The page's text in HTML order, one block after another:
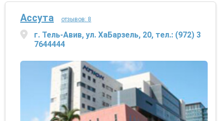
Ассута отзывов: 8
г. Тель-Авив, ул. ХаБарзель, 20, тел.: (972) 3
7644444